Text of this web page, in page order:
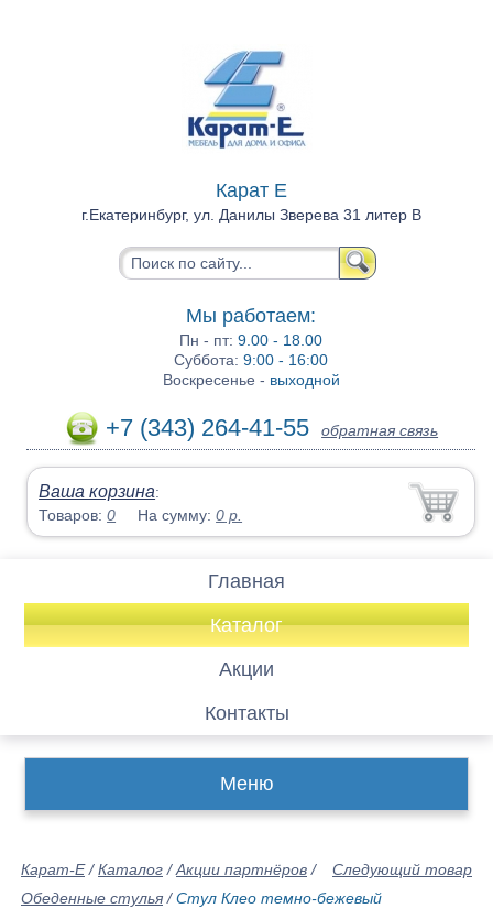
Карат Е
г.Екатеринбург, ул. Данилы Зверева 31 литер В
Мы работаем:
Пн - пт:9.00 - 18.00
Суббота:9:00 - 16:00
Воскресенье - выходной
+7 (343) 264-41-55 обратная связь
Ваша корзина:
Товаров:0 На сумму:0 р.
Главная
Каталог
Акции
Контакты
Меню
Следующий товар
Карат-Е/Каталог /Акции партнёров /
Обеденные стулья /Стул Клео темно-бежевый